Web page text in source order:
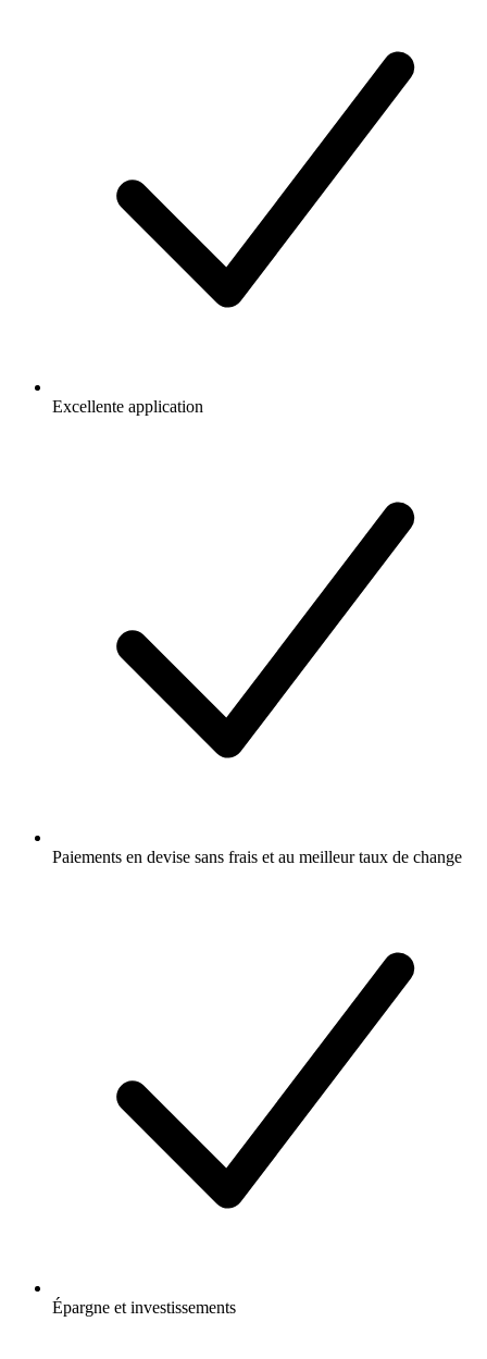
Excellente application
Paiements en devise sans frais et au meilleur taux de change
Épargne et investissements